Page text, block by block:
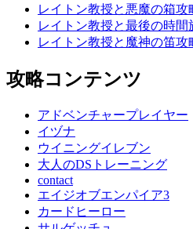
レイトン教授と悪魔の箱攻
レイトン教授と最後の時間
レイトン教授と魔神の笛攻
攻略コンテンツ
アドベンチャープレイヤー
イヅナ
ウイニングイレブン
大人のDSトレーニング
contact
エイジオブエンパイア3
カードヒーロー